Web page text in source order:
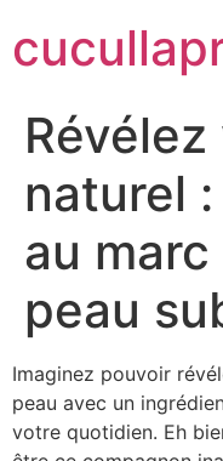
naturel
au
peau
Imaginez pouvoir
peau avec un
votre quotidien. Eh